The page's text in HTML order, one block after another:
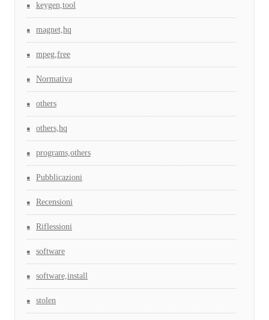
keygen,tool
magnet,hq
mpeg,free
Normativa
others
others,hq
programs,others
Pubblicazioni
Recensioni
Riflessioni
software
software,install
stolen